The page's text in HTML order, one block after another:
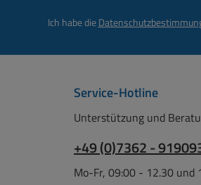
Ich habe die
Service-Hotline
Unterstützung und
+49 (0)7362 -
Mo-Fr, 09:00 - 12.30 und